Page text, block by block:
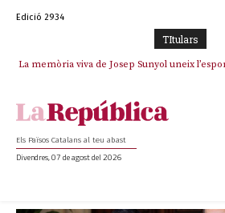
Edició 2934
TItulars
La memòria viva de Josep Sunyol uneix
Els Països Catalans al teu abast
Divendres, 07 de agost del 2026